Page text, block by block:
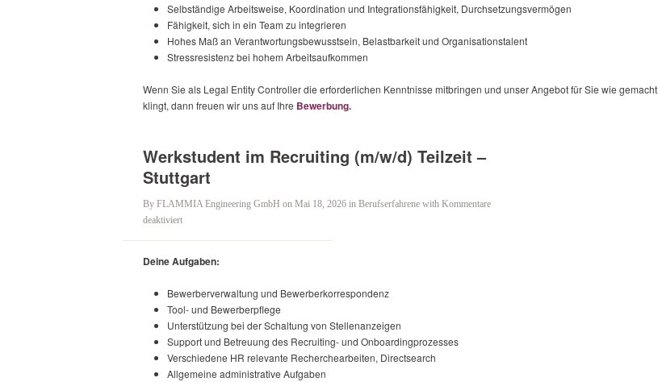
Selbständige Arbeitsweise, Koordination und Integrationsfähigkeit, Durchsetzungsvermögen
Fähigkeit, sich in ein Team zu integrieren
Hohes Maß an Verantwortungsbewusstsein, Belastbarkeit und Organisationstalent
Stressresistenz bei hohem Arbeitsaufkommen
Wenn Sie als Legal Entity Controller die erforderlichen Kenntnisse mitbringen und unser Angebot für Sie wie gemacht
klingt, dann freuen wir uns auf Ihre Bewerbung.
Werkstudent im Recruiting (m/w/d) Teilzeit –
Stuttgart
By FLAMMIA Engineering GmbH on Mai 18, 2026 in Berufserfahrene with Kommentare
deaktiviertfür
Recruiting
Teilzeit
–
Stuttgart
Deine Aufgaben:
Bewerberverwaltung und Bewerberkorrespondenz
Tool- und Bewerberpflege
Unterstützung bei der Schaltung von Stellenanzeigen
Support und Betreuung des Recruiting- und Onboardingprozesses
Verschiedene HR relevante Recherchearbeiten, Directsearch
Allgemeine administrative Aufgaben